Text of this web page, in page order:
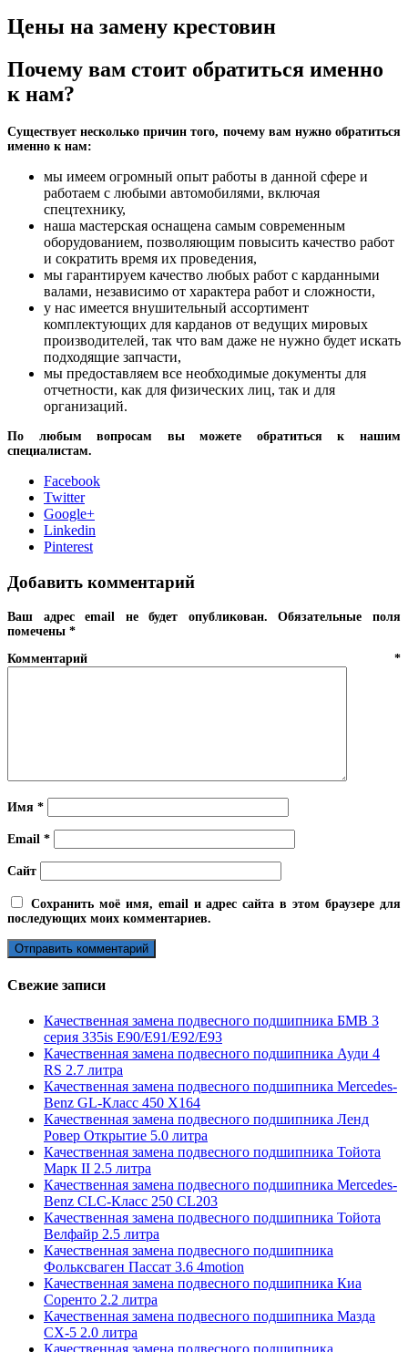
Цены на замену крестовин
Почему вам стоит обратиться именно
к нам?
Существует несколько причин того, почему вам нужно обратиться
именно к нам:
мы имеем огромный опыт работы в данной сфере и
работаем с любыми автомобилями, включая
спецтехнику,
наша мастерская оснащена самым современным
оборудованием, позволяющим повысить качество работ
и сократить время их проведения,
мы гарантируем качество любых работ с карданными
валами, независимо от характера работ и сложности,
у нас имеется внушительный ассортимент
комплектующих для карданов от ведущих мировых
производителей, так что вам даже не нужно будет искать
подходящие запчасти,
мы предоставляем все необходимые документы для
отчетности, как для физических лиц, так и для
организаций.
По любым вопросам вы можете обратиться к нашим
специалистам.
Facebook
Twitter
Google+
Linkedin
Pinterest
Добавить комментарий
Ваш адрес email не будет опубликован.
Обязательные поля
помечены *
Комментарий *
Имя *
Email *
Сайт
Сохранить моё имя, email и адрес сайта в этом браузере для
последующих моих комментариев.
Свежие записи
Качественная замена подвесного подшипника БМВ 3
серия 335is E90/E91/E92/E93
Качественная замена подвесного подшипника Ауди 4
RS 2.7 литра
Качественная замена подвесного подшипника Mercedes-
Benz GL-Класс 450 X164
Качественная замена подвесного подшипника Ленд
Ровер Открытие 5.0 литра
Качественная замена подвесного подшипника Тойота
Марк II 2.5 литра
Качественная замена подвесного подшипника Mercedes-
Benz CLC-Класс 250 CL203
Качественная замена подвесного подшипника Тойота
Велфайр 2.5 литра
Качественная замена подвесного подшипника
Фольксваген Пассат 3.6 4motion
Качественная замена подвесного подшипника Киа
Соренто 2.2 литра
Качественная замена подвесного подшипника Мазда
СХ-5 2.0 литра
Качественная замена подвесного подшипника